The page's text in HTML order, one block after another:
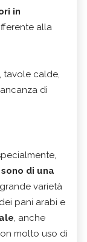
in
alla
tavole calde,
di
di una
varietà
pani arabi e
, anche
molto uso di